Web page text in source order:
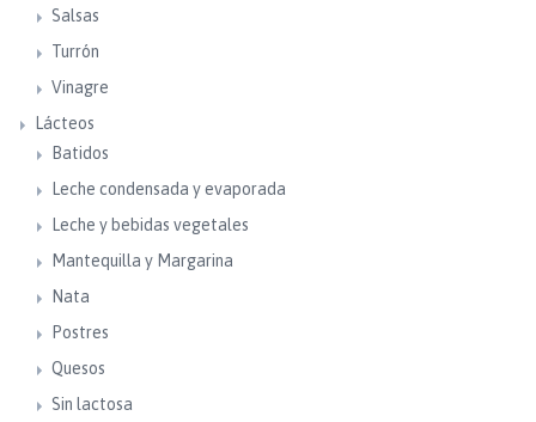
Salsas
Turrón
Vinagre
Lácteos
Batidos
Leche condensada y evaporada
Leche y bebidas vegetales
Mantequilla y Margarina
Nata
Postres
Quesos
Sin lactosa